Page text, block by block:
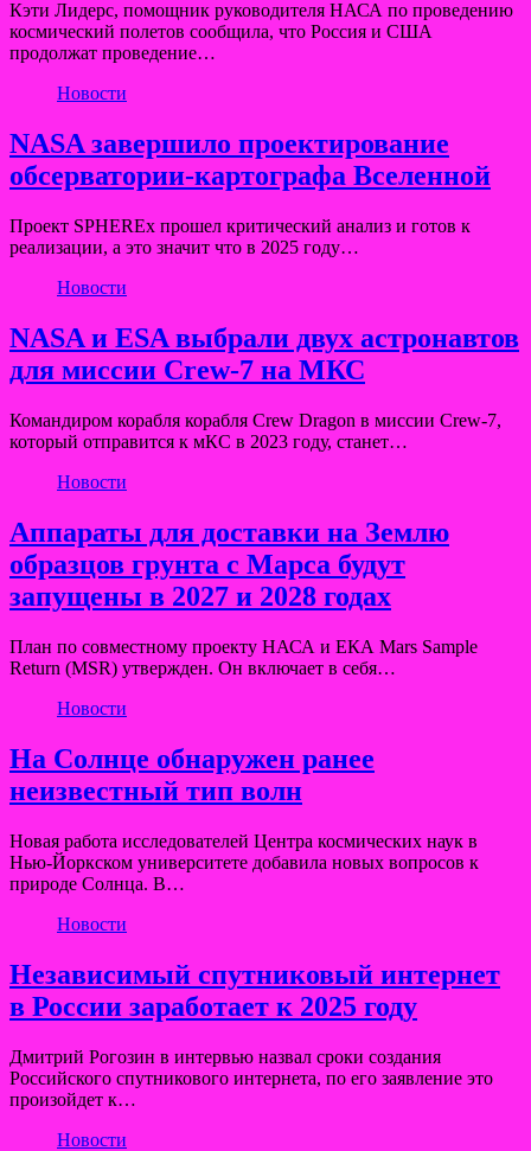
Кэти Лидерс, помощник руководителя НАСА по проведению
космический полетов сообщила, что Россия и США
продолжат проведение…
Новости
NASA завершило проектирование
обсерватории-картографа Вселенной
Проект SPHEREx прошел критический анализ и готов к
реализации, а это значит что в 2025 году…
Новости
NASA и ESA выбрали двух астронавтов
для миссии Crew-7 на МКС
Командиром корабля корабля Crew Dragon в миссии Crew-7,
который отправится к мКС в 2023 году, станет…
Новости
Аппараты для доставки на Землю
образцов грунта с Марса будут
запущены в 2027 и 2028 годах
План по совместному проекту НАСА и ЕКА Mars Sample
Return (MSR) утвержден. Он включает в себя…
Новости
На Солнце обнаружен ранее
неизвестный тип волн
Новая работа исследователей Центра космических наук в
Нью-Йоркском университете добавила новых вопросов к
природе Солнца. В…
Новости
Независимый спутниковый интернет
в России заработает к 2025 году
Дмитрий Рогозин в интервью назвал сроки создания
Российского спутникового интернета, по его заявление это
произойдет к…
Новости